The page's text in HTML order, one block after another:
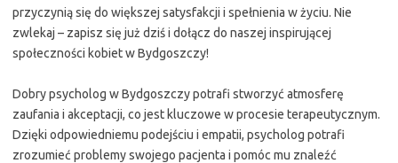
przyczynią się do większej satysfakcji i spełnienia w życiu. Nie
zwlekaj – zapisz się już dziś i dołącz do naszej inspirującej
społeczności kobiet w Bydgoszczy!
Dobry psycholog w Bydgoszczy potrafi stworzyć atmosferę
zaufania i akceptacji, co jest kluczowe w procesie terapeutycznym.
Dzięki odpowiedniemu podejściu i empatii, psycholog potrafi
zrozumieć problemy swojego pacjenta i pomóc mu znaleźć